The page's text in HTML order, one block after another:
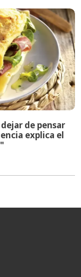
de pensar
explica el